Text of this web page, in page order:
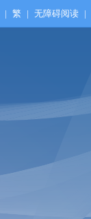
| 繁 | 无障碍阅读 |